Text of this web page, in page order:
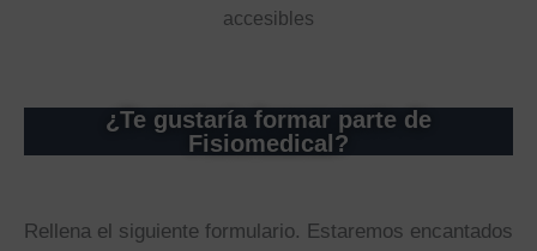
accesibles
¿Te gustaría formar parte de
Fisiomedical?
Rellena el siguiente formulario. Estaremos encantados